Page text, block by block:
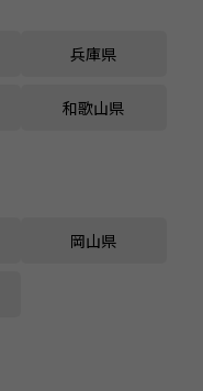
兵庫県
和歌山県
岡山県